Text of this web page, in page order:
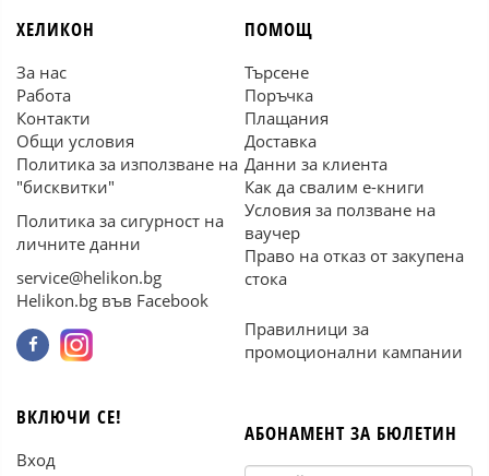
ХЕЛИКОН
За нас
Работа
Контакти
Общи условия
Политика за използване на
"бисквитки"
Политика за сигурност на
личните данни
service@helikon.bg
Helikon.bg във Facebook
ПОМОЩ
Търсене
Поръчка
Плащания
Доставка
Данни за клиента
Как да свалим е-книги
Условия за ползване на
ваучер
Право на отказ от закупена
стока
Правилници за
промоционални кампании
ВКЛЮЧИ СЕ!
Вход
АБОНАМЕНТ ЗА БЮЛЕТИН